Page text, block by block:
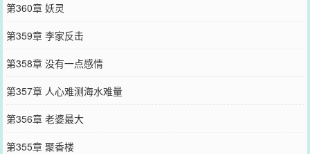
第360章 妖灵
第359章 李家反击
第358章 没有一点感情
第357章 人心难测海水难量
第356章 老婆最大
第355章 聚香楼